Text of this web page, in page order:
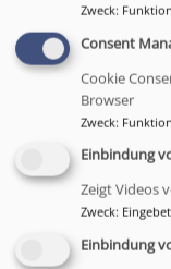
Im August ist das
besetzt.
uns dann bei
Zweck:
Consent
Cookie
Browser
Zweck:
Einbindung
Zeigt Videos
Zweck:
Einbindung